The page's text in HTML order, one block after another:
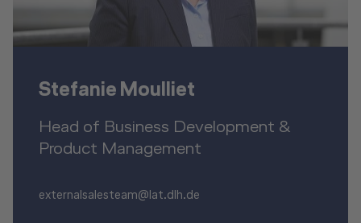
Stefanie Moulliet
Head of Business Development &
Product Management
externalsalesteam@lat.dlh.de